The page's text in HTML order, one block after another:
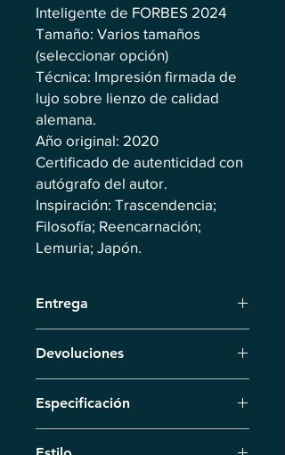
Inteligente de FORBES 2024
Tamaño: Varios tamaños
(seleccionar opción)
Técnica: Impresión firmada de
lujo sobre lienzo de calidad
alemana.
Año original: 2020
Certificado de autenticidad con
autógrafo del autor.
Inspiración: Trascendencia;
Filosofía; Reencarnación;
Lemuria; Japón.
Entrega
hábiles. En caso de pedidos
Devoluciones
14 días. Reembolso en un plazo de 14
Especificación